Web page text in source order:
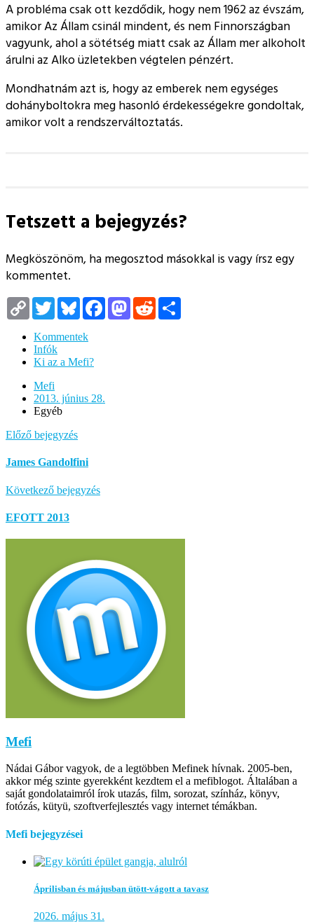
A probléma csak ott kezdődik, hogy nem 1962 az évszám,
amikor Az Állam csinál mindent, és nem Finnországban
vagyunk, ahol a sötétség miatt csak az Állam mer alkoholt
árulni az Alko üzletekben végtelen pénzért.
Mondhatnám azt is, hogy az emberek nem egységes
dohányboltokra meg hasonló érdekességekre gondoltak,
amikor volt a rendszerváltoztatás.
Tetszett a bejegyzés?
Megköszönöm, ha megosztod másokkal is vagy írsz egy
kommentet.
Copy
Link
TwitterBlueskyFacebookMastodon
Reddit
Kommentek
Infók
Ki az a Mefi?
Mefi
2013. június 28.
Egyéb
Előző bejegyzés
James Gandolfini
Következő bejegyzés
EFOTT 2013
Mefi
Nádai Gábor vagyok, de a legtöbben Mefinek hívnak. 2005-ben,
akkor még szinte gyerekként kezdtem el a mefiblogot. Általában a
saját gondolataimról írok utazás, film, sorozat, színház, könyv,
fotózás, kütyü, szoftverfejlesztés vagy internet témákban.
Mefi bejegyzései
Áprilisban és májusban ütött-vágott a tavasz
2026. május 31.